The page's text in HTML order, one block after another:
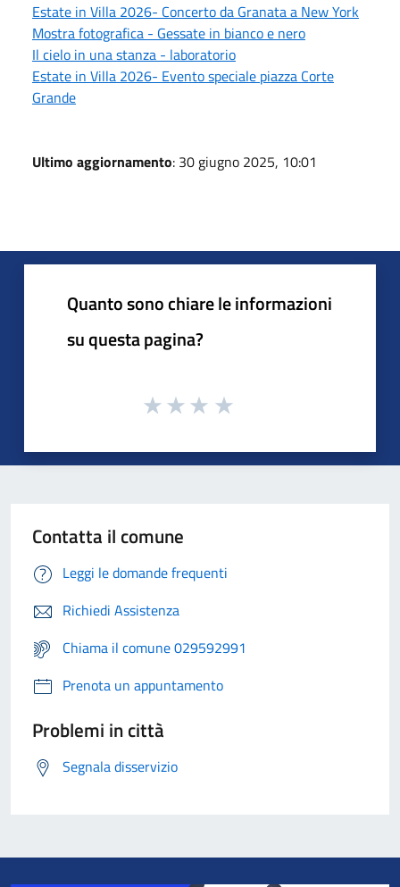
Estate in Villa 2026- Concerto da Granata a New York
Mostra fotografica - Gessate in bianco e nero
Il cielo in una stanza - laboratorio
Estate in Villa 2026- Evento speciale piazza Corte
Grande
Ultimo aggiornamento: 30 giugno 2025, 10:01
Quanto sono chiare le informazioni
su questa pagina?
Contatta il comune
Leggi le domande frequenti
Richiedi Assistenza
Chiama il comune 029592991
Prenota un appuntamento
Problemi in città
Segnala disservizio